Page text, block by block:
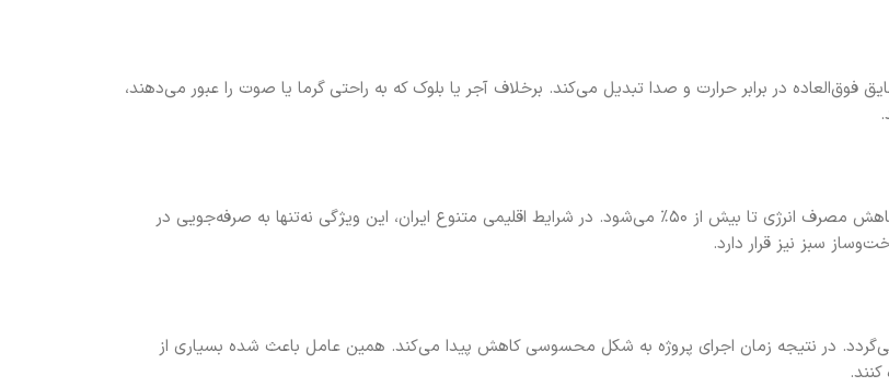
در برابر حرارت و صدا تبدیل می‌کند. برخلاف آجر یا بلوک که به راحتی گرما یا صوت را عبور می‌دهند،
استفاده از پلاستوفوم به عنوان عایق در دیوارها، سقف‌ها و کف‌ها باعث کاهش مصرف انرژی تا بیش از ۵۰٪ می‌شود. در شرایط اقلیمی متنوع ایران، این ویژگی نه‌تنها به صرفه‌جویی در
سبز نیز قرار دارد.
در نتیجه زمان اجرای پروژه به شکل محسوسی کاهش پیدا می‌کند. همین عامل باعث شده بسیاری از